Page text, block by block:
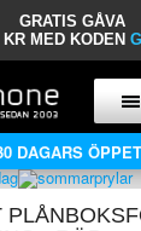
GRATIS GÅVA
MED KODEN
DAGARS